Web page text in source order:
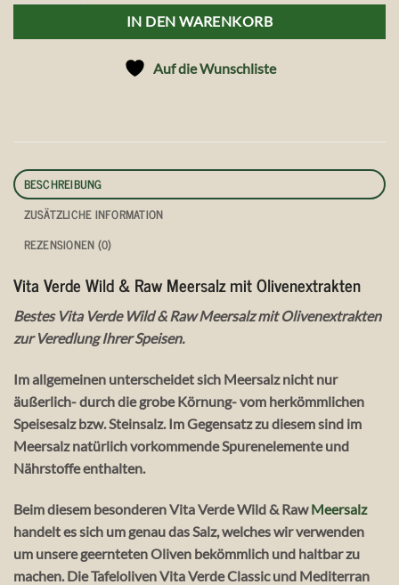
IN DEN WARENKORB
Auf die Wunschliste
BESCHREIBUNG
ZUSÄTZLICHE INFORMATION
REZENSIONEN (0)
Vita Verde Wild & Raw Meersalz mit Olivenextrakten
Bestes Vita Verde Wild & Raw Meersalz mit Olivenextrakten
zur Veredlung Ihrer Speisen.
Im allgemeinen unterscheidet sich Meersalz nicht nur
äußerlich- durch die grobe Körnung- vom herkömmlichen
Speisesalz bzw. Steinsalz. Im Gegensatz zu diesem sind im
Meersalz natürlich vorkommende Spurenelemente und
Nährstoffe enthalten.
Beim diesem besonderen Vita Verde Wild & RawMeersalz
handelt es sich um genau das Salz, welches wir verwenden
um unsere geernteten Oliven bekömmlich und haltbar zu
machen. Die Tafeloliven Vita Verde Classic und Mediterran